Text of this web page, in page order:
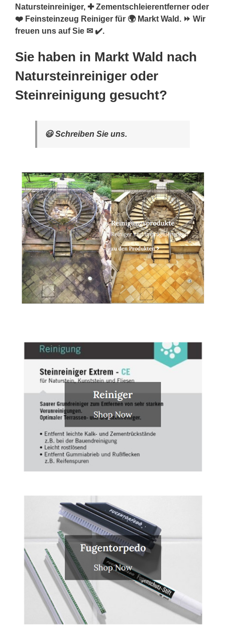
Natursteinreiniger, ✚ Zementschleierentferner oder
❤️ Feinsteinzeug Reiniger für 🌍 Markt Wald. ⏩ Wir
freuen uns auf Sie ✉ ✔️.
Sie haben in Markt Wald nach
Natursteinreiniger oder
Steinreinigung gesucht?
😃 Schreiben Sie uns.